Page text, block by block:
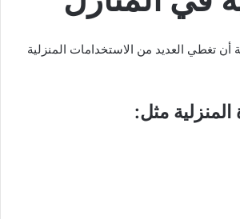
تغطي العديد من الاستخدامات المنزلية
مثل: